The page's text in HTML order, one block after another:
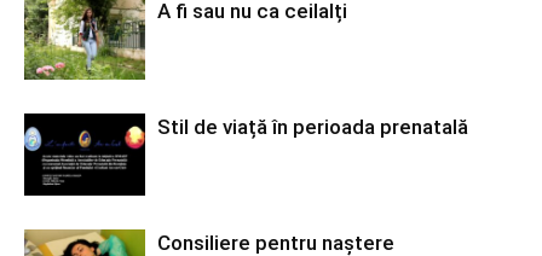
A fi sau nu ca ceilalți
Stil de viață în perioada prenatală
Consiliere pentru naștere